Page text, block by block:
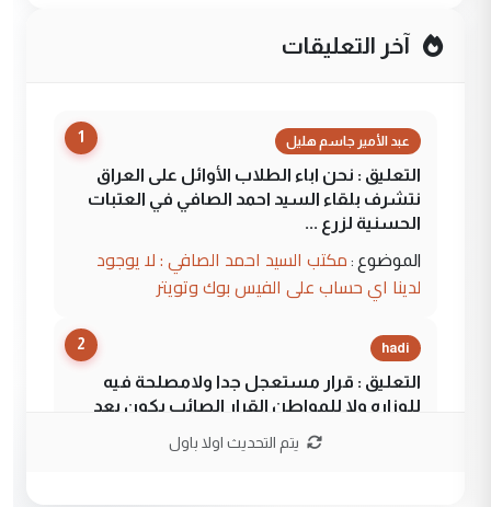
آخر التعليقات
1 عبد الأمير جاسم هليل
التعليق : نحن اباء الطلاب الأوائل على العراق
نتشرف بلقاء السيد احمد الصافي في العتبات
الحسنية لزرع ...
الموضوع : مكتب السيد احمد الصافي : لا يوجود
لدينا اي حساب على الفيس بوك وتويتر
2 hadi
التعليق : قرار مستعجل جدا ولامصلحة فيه
للوزاره ولا للمواطن القرار الصائب يكون بعد
يتم التحديث اولا باول